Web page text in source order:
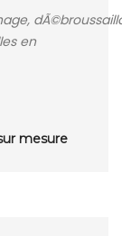
en
mesure